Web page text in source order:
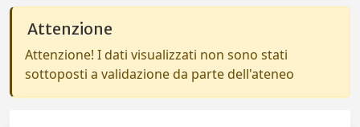
Attenzione
Attenzione! I dati visualizzati non sono stati
sottoposti a validazione da parte dell'ateneo